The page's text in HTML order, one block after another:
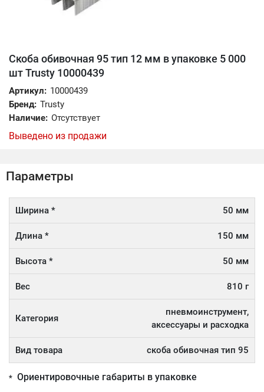
Скоба обивочная 95 тип 12 мм в упаковке 5 000
шт Trusty 10000439
Артикул: 10000439
Бренд: Trusty
Наличие: Отсутствует
Выведено из продажи
Параметры
Ширина * 50 мм
Длина * 150 мм
Высота * 50 мм
Вес 810 г
Категория
пневмоинструмент,
аксессуары и расходка
Вид товара скоба обивочная тип 95
* Ориентировочные габариты в упаковке